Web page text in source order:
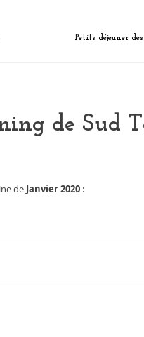
Petits déjeuner
de Sud
de Janvier 2020 :